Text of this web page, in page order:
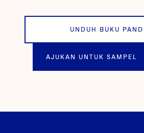
UNDUH BUKU
AJUKAN UNTUK SAMPEL